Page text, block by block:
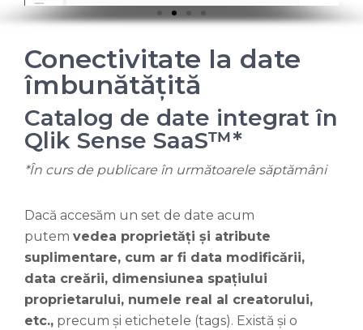
Conectivitate la date
îmbunătățită
Catalog de date integrat în
Qlik Sense SaaS™*
*În curs de publicare în următoarele săptămâni
Dacă accesăm un set de date acum
putem vedea proprietăți și atribute
suplimentare, cum ar fi data modificării,
data creării, dimensiunea spațiului
proprietarului, numele real al creatorului,
etc., precum și etichetele (tags). Există și o